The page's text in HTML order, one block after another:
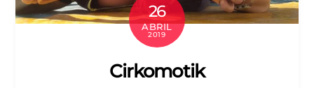
26
ABRIL
2019
Cirkomotik